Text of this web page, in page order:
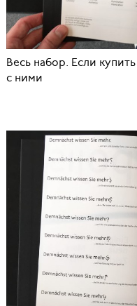
Весь набор. Если
с ними